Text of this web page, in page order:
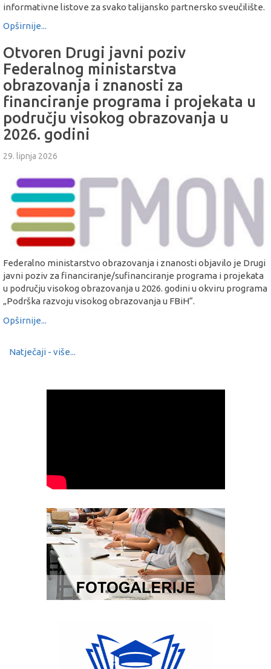
informativne listove za svako talijansko partnersko sveučilište.
Opširnije...
Otvoren Drugi javni poziv
Federalnog ministarstva
obrazovanja i znanosti za
financiranje programa i projekata u
području visokog obrazovanja u
2026. godini
29. lipnja 2026
Federalno ministarstvo obrazovanja i znanosti objavilo je Drugi
javni poziv za financiranje/sufinanciranje programa i projekata
u području visokog obrazovanja u 2026. godini u okviru programa
„Podrška razvoju visokog obrazovanja u FBiH“.
Opširnije...
Natječaji - više...